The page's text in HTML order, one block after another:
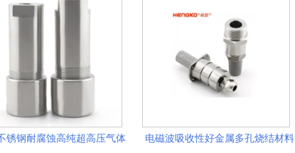
器
锈钢耐腐蚀高纯超高压气体
电磁波吸收性好金属多孔烧结材料